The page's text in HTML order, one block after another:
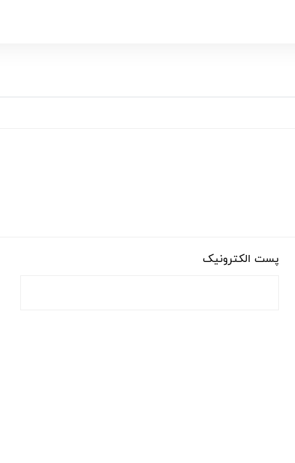
پست الکترونیک